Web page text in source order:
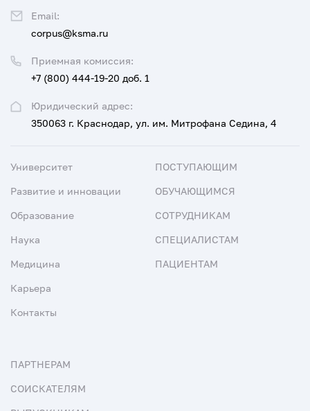
Юридический адрес:
350063 г. Краснодар, ул. им. Митрофана Седина, 4
Приемная комиссия:
+7 (800) 444-19-20 доб. 1
Email:
corpus@ksma.ru
Университет
Развитие и инновации
Образование
Наука
Медицина
Карьера
Контакты
ПОСТУПАЮЩИМ
ОБУЧАЮЩИМСЯ
СОТРУДНИКАМ
СПЕЦИАЛИСТАМ
ПАЦИЕНТАМ
ПАРТНЕРАМ
СОИСКАТЕЛЯМ